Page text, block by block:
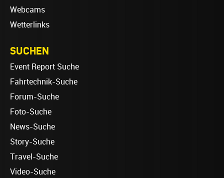
Webcams
Wetterlinks
SUCHEN
Event Report Suche
Fahrtechnik-Suche
Forum-Suche
Foto-Suche
News-Suche
Story-Suche
Travel-Suche
Video-Suche